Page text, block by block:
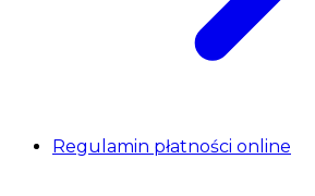
Regulamin płatności online